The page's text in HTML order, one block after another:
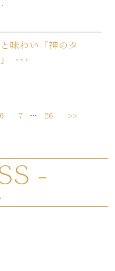
味わい「神のタ
･･･
6 7 … 26 >>